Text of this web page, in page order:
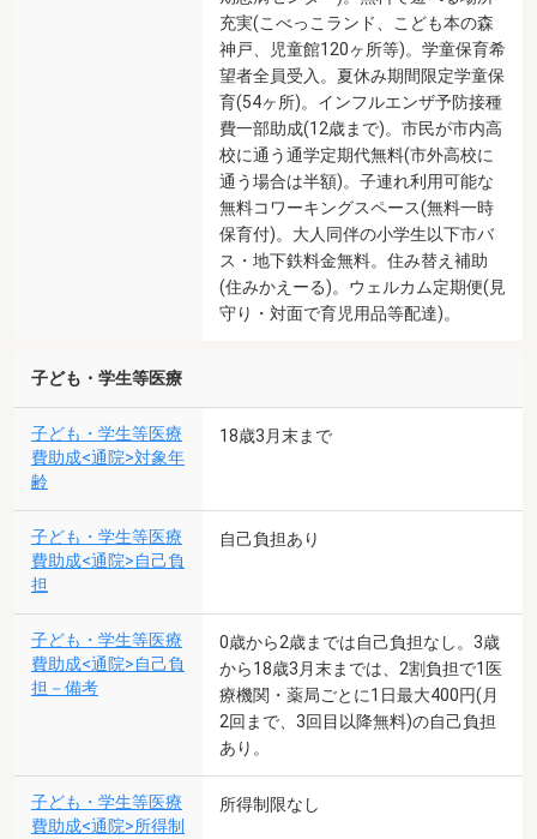
充実(こべっこランド、こども本の森
神戸、児童館120ヶ所等)。学童保育希
望者全員受入。夏休み期間限定学童保
育(54ヶ所)。インフルエンザ予防接種
費一部助成(12歳まで)。市民が市内高
校に通う通学定期代無料(市外高校に
通う場合は半額)。子連れ利用可能な
無料コワーキングスペース(無料一時
保育付)。大人同伴の小学生以下市バ
ス・地下鉄料金無料。住み替え補助
(住みかえーる)。ウェルカム定期便(見
守り・対面で育児用品等配達)。
子ども・学生等医療
子ども・学生等医療
費助成<通院>対象年
齢
18歳3月末まで
子ども・学生等医療
費助成<通院>自己負
担
自己負担あり
子ども・学生等医療
費助成<通院>自己負
担－備考
0歳から2歳までは自己負担なし。3歳
から18歳3月末までは、2割負担で1医
療機関・薬局ごとに1日最大400円(月
2回まで、3回目以降無料)の自己負担
あり。
子ども・学生等医療
費助成<通院>所得制
所得制限なし